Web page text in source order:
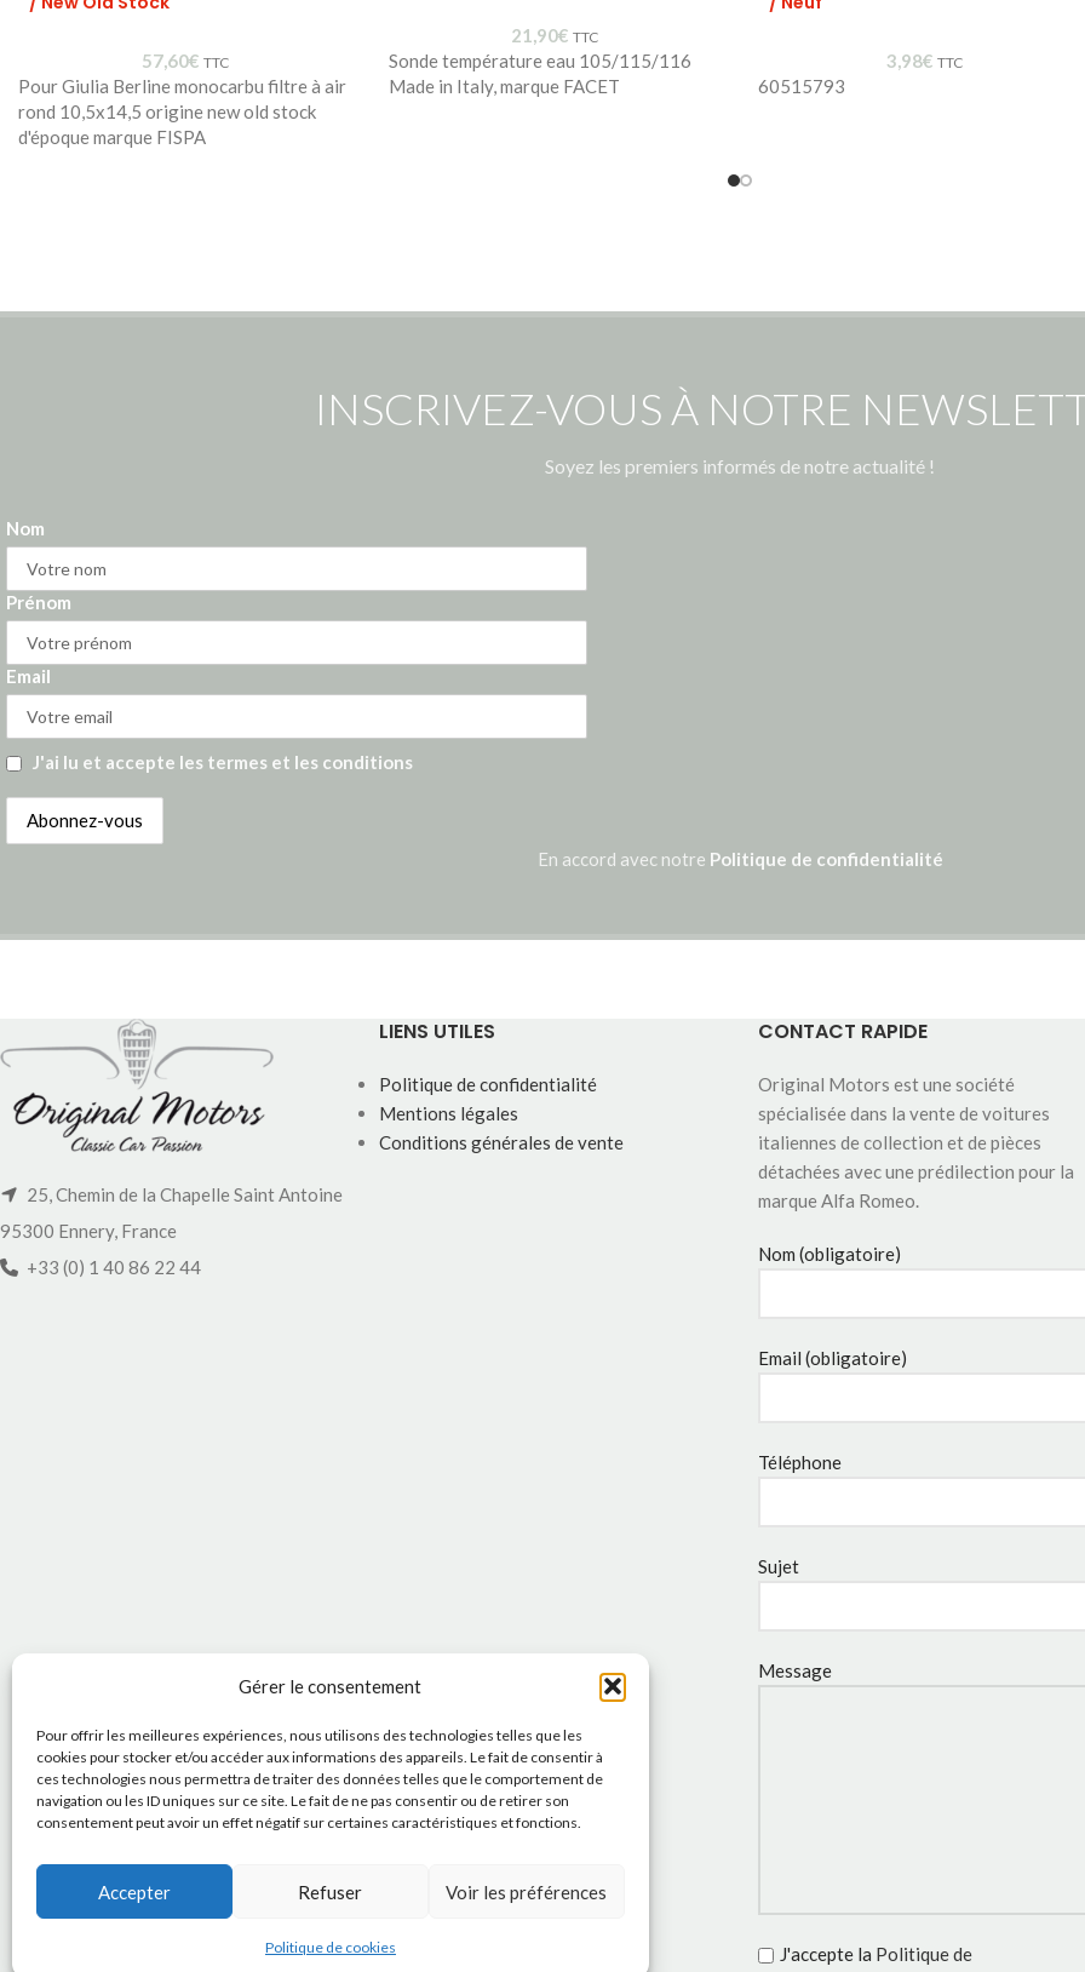
Gérer le consentement
Pour offrir les meilleures expériences, nous utilisons des technologies telles que les
cookies pour stocker et/ou accéder aux informations des appareils. Le fait de consentir à
ces technologies nous permettra de traiter des données telles que le comportement de
navigation ou les ID uniques sur ce site. Le fait de ne pas consentir ou de retirer son
consentement peut avoir un effet négatif sur certaines caractéristiques et fonctions.
Accepter Refuser Voir les préférences
Politique de cookies
57,60€ TTC
Pour Giulia Berline monocarbu filtre à air
rond 10,5x14,5 origine new old stock
d'époque marque FISPA
21,90€ TTC
Sonde température eau 105/115/116
Made in Italy, marque FACET
3,98€ TTC
60515793
INSCRIVEZ-VOUS À NOTRE
Soyez les premiers informés de notre actualité !
Nom
Prénom
Email
J'ai lu et accepte les termes et les conditions
En accord avec notre Politique de confidentialité
25, Chemin de la Chapelle Saint Antoine
95300 Ennery, France
+33 (0) 1 40 86 22 44
LIENS UTILES
Politique de confidentialité
Mentions légales
Conditions générales de vente
CONTACT RAPIDE
Original Motors est une société
spécialisée dans la vente de voitures
italiennes de collection et de pièces
détachées avec une prédilection pour la
marque Alfa Romeo.
Nom (obligatoire)
Email (obligatoire)
Téléphone
Sujet
Message
J'accepte la Politique de